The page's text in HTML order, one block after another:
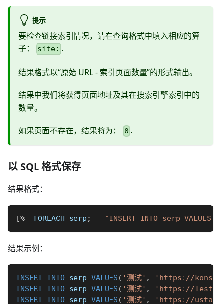
提示
要检查链接索引情况，请在查询格式中填入相应的算
子：
site: .
结果格式以“原始 URL - 索引页面数量”的形式输出。
结果中我们将获得页面地址及其在搜索引擎索引中的
数量。
如果页面不存在，结果将为： 0 .
以 SQL 格式保存
结果格式：
[%
  FOREACH serp
; "INSERT INTO serp
结果示例：
INSERT INTO serp VALUES ( '测试' ,
'https://
INSERT INTO serp VALUES ( '测试' ,
'https://
INSERT INTO serp VALUES ( '测试' , 'https://